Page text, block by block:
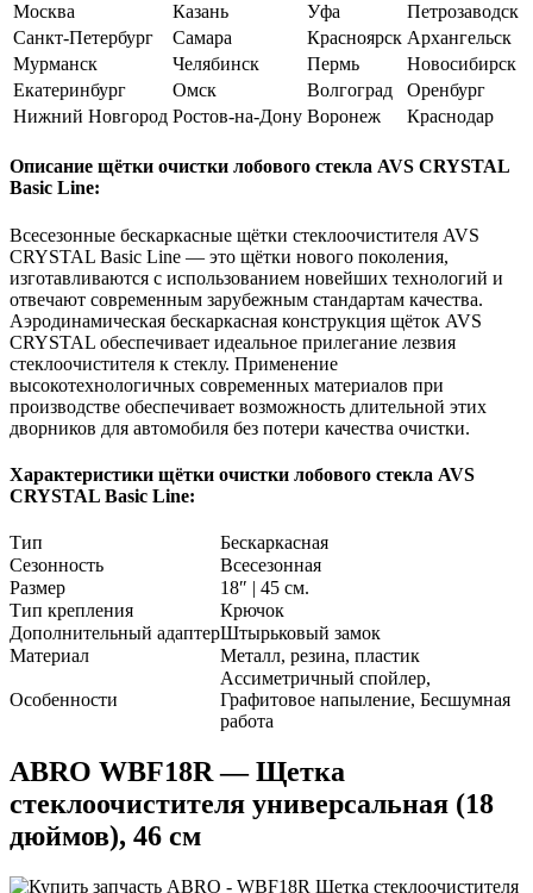
Москва Казань Уфа
Петрозаводск
Санкт-Петербург
Самара Красноярск Архангельск
Мурманск
Челябинск Пермь
Новосибирск
Екатеринбург
Омск Волгоград
Оренбург
Нижний Новгород Ростов-на-Дону Воронеж Краснодар
Описание щётки очистки лобового стекла AVS CRYSTAL
Basic Line:
Всесезонные бескаркасные щётки стеклоочистителя AVS
CRYSTAL Basic Line — это щётки нового поколения,
изготавливаются с использованием новейших технологий и
отвечают современным зарубежным стандартам качества.
Аэродинамическая бескаркасная конструкция щёток AVS
CRYSTAL обеспечивает идеальное прилегание лезвия
стеклоочистителя к стеклу. Применение
высокотехнологичных современных материалов при
производстве обеспечивает возможность длительной этих
дворников для автомобиля без потери качества очистки.
Характеристики щётки очистки лобового стекла AVS
CRYSTAL Basic Line:
Тип
Бескаркасная
Сезонность
Всесезонная
Размер
18″ | 45 см.
Тип крепления
Крючок
Дополнительный адаптерШтырьковый замок
Материал
Металл, резина, пластик
Особенности
Ассиметричный спойлер,
Графитовое напыление, Бесшумная
работа
ABRO WBF18R — Щетка
стеклоочистителя универсальная (18
дюймов), 46 см